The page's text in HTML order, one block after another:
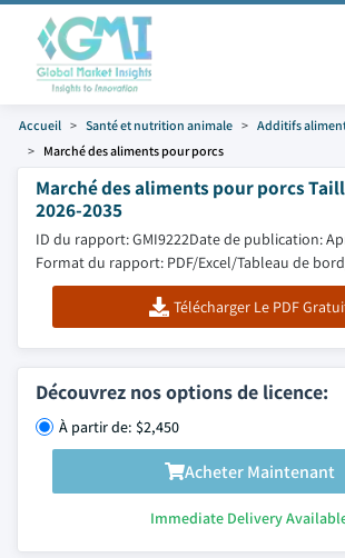
Accueil Santé et nutrition animale
Additifs
Marché des aliments pour porcs
Marché des aliments pour porcs
2026-2035
ID du rapport: GMI9222Date de publication:
Format du rapport: PDF/Excel/Tableau de
Télécharger Le PDF
Découvrez nos options de licence:
À partir de: $2,450
Acheter Maintenant
Immediate Delivery